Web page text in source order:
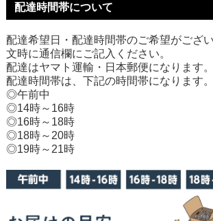
配達時間帯について
配達希望日・配達時間帯のご希望がござ
文時に通信欄にご記入ください。
配達はヤマト運輸・日本郵便になります。
配達時間帯は、下記の時間帯になります。
◎午前中
◎14時～16時
◎16時～18時
◎18時～20時
◎19時～21時